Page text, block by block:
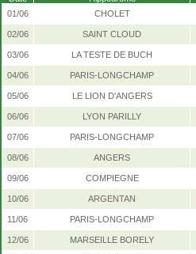
01/06
CHOLET
02/06 SAINT CLOUD
03/06 LA TESTE DE BUCH
04/06 PARIS-LONGCHAMP
05/06 LE LION D'ANGERS
06/06 LYON PARILLY
07/06 PARIS-LONGCHAMP
08/06 ANGERS
09/06 COMPIEGNE
10/06 ARGENTAN
11/06 PARIS-LONGCHAMP
12/06 MARSEILLE BORELY